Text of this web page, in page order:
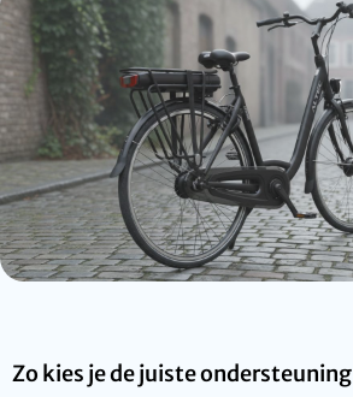
Zo kies je de juiste ondersteuning